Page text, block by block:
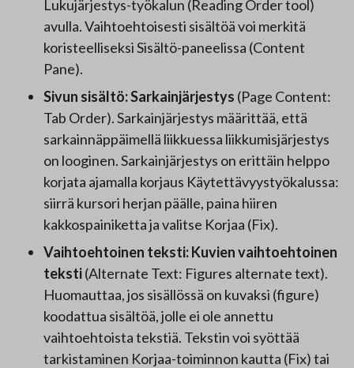
Lukujärjestys-työkalun (Reading Order tool)
avulla. Vaihtoehtoisesti sisältöä voi merkitä
koristeelliseksi Sisältö-paneelissa (Content
Pane).
Sivun sisältö: Sarkainjärjestys (Page Content:
Tab Order). Sarkainjärjestys määrittää, että
sarkainnäppäimellä liikkuessa liikkumisjärjestys
on looginen. Sarkainjärjestys on erittäin helppo
korjata ajamalla korjaus Käytettävyystyökalussa:
siirrä kursori herjan päälle, paina hiiren
kakkospainiketta ja valitse Korjaa (Fix).
Vaihtoehtoinen teksti: Kuvien vaihtoehtoinen
teksti(Alternate Text: Figures alternate text).
Huomauttaa, jos sisällössä on kuvaksi (figure)
koodattua sisältöä, jolle ei ole annettu
vaihtoehtoista tekstiä. Tekstin voi syöttää
tarkistaminen Korjaa-toiminnon kautta (Fix) tai